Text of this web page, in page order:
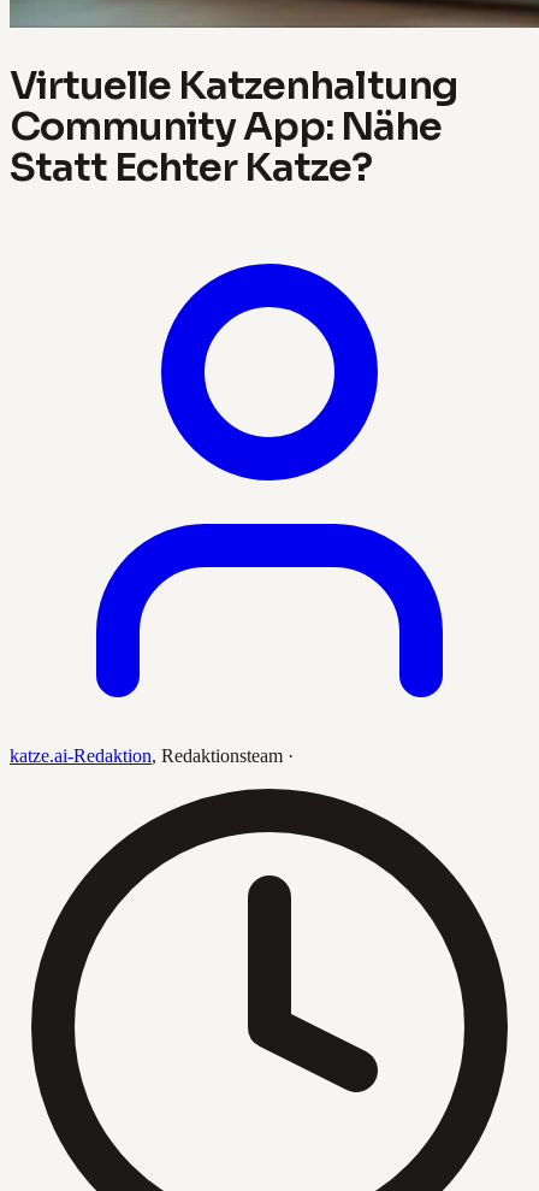
Virtuelle Katzenhaltung
Community App: Nähe
Statt Echter Katze?
katze.ai-Redaktion, Redaktionsteam ·